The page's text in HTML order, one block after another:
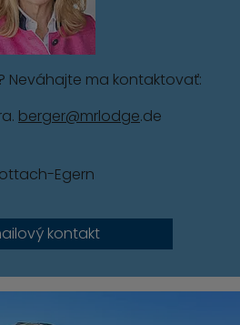
Neváhajte ma kontaktovať:
berger@mrlodge.de
Egern
kontakt